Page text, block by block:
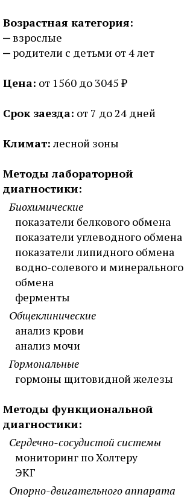
Возрастная категория:
взрослые
родители с детьми от 4 лет
Цена: от 1560 до 3045 ₽
Срок заезда: от 7 до 24 дней
Климат: лесной зоны
Методы лабораторной
диагностики:
Биохимические
показатели белкового обмена
показатели углеводного обмена
показатели липидного обмена
водно-солевого и минерального
обмена
ферменты
Общеклинические
анализ крови
анализ мочи
Гормональные
гормоны щитовидной железы
Методы функциональной
диагностики:
Сердечно-сосудистой системы
мониторинг по Холтеру
ЭКГ
Опорно-двигательного аппарата